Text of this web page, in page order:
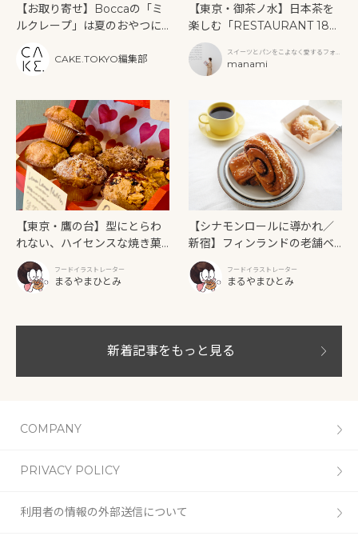
【お取り寄せ】Boccaの「ミ
ルクレープ」は夏のおやつに
CAKE.TOKYO編集部
【東京・御茶ノ水】日本茶を
楽しむ「RESTAURANT 189
9 OCHANOMIZU」の抹茶ア
フタヌーンティーと新作クリ
ームソーダ
スイーツとパンをこよなく愛するフォト
グラファー
manami
【東京・鷹の台】型にとらわ
れない、ハイセンスな焼き菓
子「SUN3C（サンサンク）」
フードイラストレーター
まるやまひとみ
【シナモンロールに導かれ／
新宿】フィンランドの老舗ベ
ーカリーカフェが日本上陸！
「Ekberg（エクベリ）」
フードイラストレーター
まるやまひとみ
新着記事をもっと見る
COMPANY
PRIVACY POLICY
利用者の情報の外部送信について